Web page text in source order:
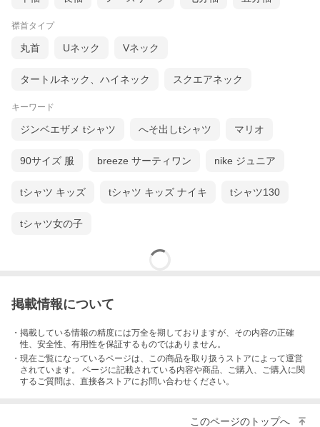
襟首タイプ
丸首 Uネック Vネック
タートルネック、ハイネック スクエアネック
キーワード
ジンベエザメ tシャツ へそ出しtシャツ マリオ
90サイズ 服 breeze サーティワン nike ジュニア
tシャツ キッズ tシャツ キッズ ナイキ tシャツ130
tシャツ女の子
掲載情報について
・掲載している情報の精度には万全を期しておりますが、その内容の正確
性、安全性、有用性を保証するものではありません。
・現在ご覧になっているページは、この商品を取り扱うストアによって運営
されています。 ページに記載されている内容や商品、ご購入 、ご購入に関
するご質問は、直接各ストアにお問い合わせください。
このページのトップへ